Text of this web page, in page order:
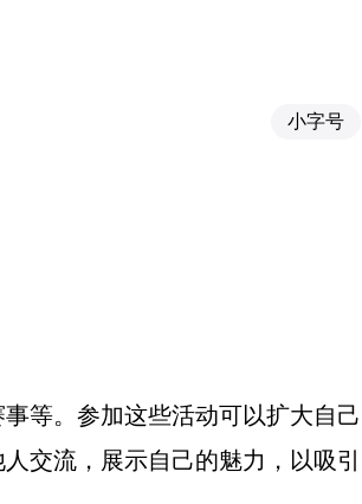
小字号
等。参加这些活动可以扩大自己
交流，展示自己的魅力，以吸引